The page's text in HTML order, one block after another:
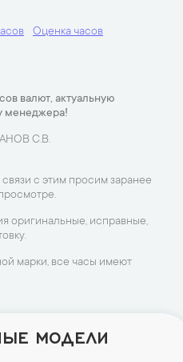
Оценка часов
валют, актуальную
менеджера!
С.В.
с этим просим заранее
оригинальные, исправные,
марки, все часы имеют
МОДЕЛИ